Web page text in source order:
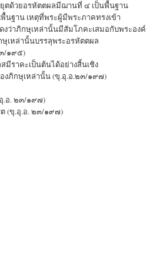
ตด้วยอรหัตตผลมีฌานที่ ๔ เป็นพื้นฐาน
นฐาน เหตุที่พระผู้มีพระภาคทรงเข้า
งว่าภิกษุเหล่านั้นมีสัมโภคะเสมอกับพระองค์
เหล่านั้นบรรลุพระอรหัตตผล
๓/๑๙๕)
มีราคะเป็นต้นได้อย่างสิ้นเชิง
งภิกษุเหล่านั้น (ขุ.อุ.อ.๒๓/๑๙๗)
.อ. ๒๓/๑๙๗)
(ขุ.อุ.อ. ๒๓/๑๙๗)